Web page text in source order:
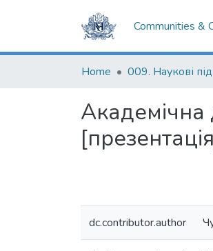
Communities &
Home
Академічна
dc.contributor.author